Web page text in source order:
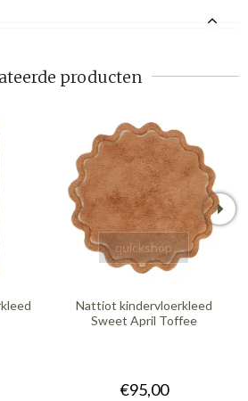
producten
quickshop
Nattiot kindervloerkleed
Sweet April Toffee
€95,00